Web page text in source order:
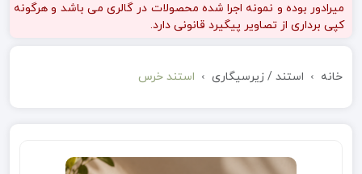
میرادور بوده و نمونه اجرا شده محصولات در گالری می باشد و هرگونه
کپی برداری از تصاویر پیگیرد قانونی دارد.
خانه استند / زیرسیگاری استند خرس